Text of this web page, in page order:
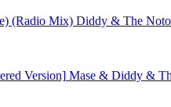
(Radio Mix) Diddy & The
Version] Mase & Diddy &